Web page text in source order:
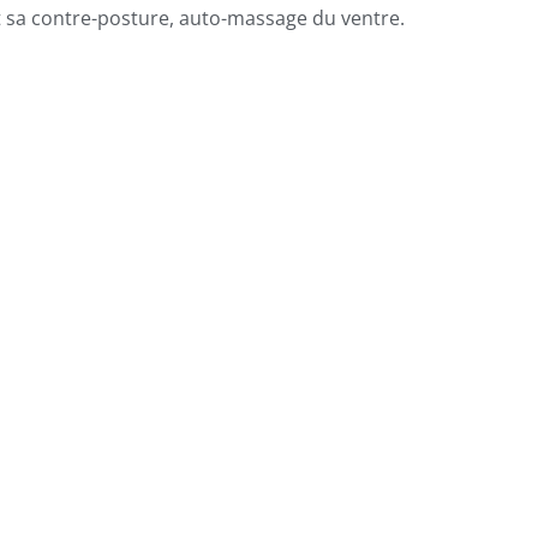
sa contre-posture, auto-massage du ventre.